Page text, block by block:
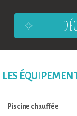
LES
Piscine chauffée